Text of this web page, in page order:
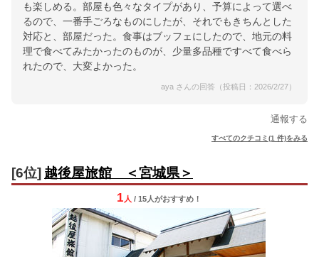
も楽しめる。部屋も色々なタイプがあり、予算によって選べ
るので、一番手ごろなものにしたが、それでもきちんとした
対応と、部屋だった。食事はブッフェにしたので、地元の料
理で食べてみたかったのものが、少量多品種ですべて食べら
れたので、大変よかった。
aya さんの回答（投稿日：2026/2/27）
通報する
すべてのクチコミ(1 件)をみる
[6位] 越後屋旅館 ＜宮城県＞
1 人 / 15人がおすすめ！